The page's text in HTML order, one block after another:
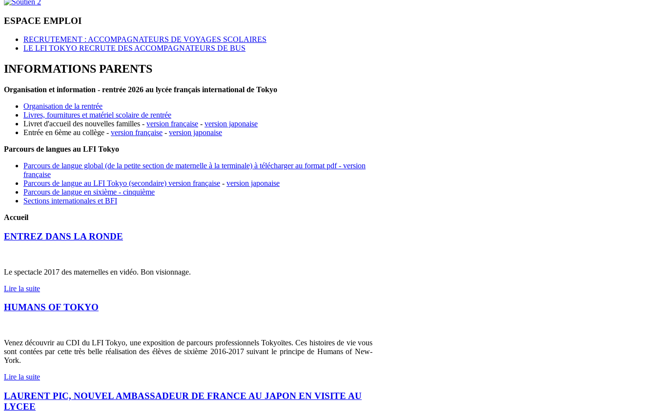
ESPACE EMPLOI
RECRUTEMENT : ACCOMPAGNATEURS DE VOYAGES SCOLAIRES
LE LFI TOKYO RECRUTE DES ACCOMPAGNATEURS DE BUS
INFORMATIONS PARENTS
Organisation et information - rentrée 2026 au lycée français international de Tokyo
Organisation de la rentrée
Livres, fournitures et matériel scolaire de rentrée
Livret d'accueil des nouvelles familles - version française - version japonaise
Entrée en 6ème au collège - version française - version japonaise
Parcours de langues au LFI Tokyo
Parcours de langue global (de la petite section de maternelle à la terminale) à télécharger au format pdf - version
française
Parcours de langue au LFI Tokyo (secondaire) version française - version japonaise
Parcours de langue en sixième - cinquième
Sections internationales et BFI
Accueil
ENTREZ DANS LA RONDE
Le spectacle 2017 des maternelles en vidéo. Bon visionnage.
Lire la suite
HUMANS OF TOKYO
Venez découvrir au CDI du LFI Tokyo, une exposition de parcours professionnels Tokyoïtes. Ces histoires de vie vous
sont contées par cette très belle réalisation des élèves de sixième 2016-2017 suivant le principe de Humans of New-
York.
Lire la suite
LAURENT PIC, NOUVEL AMBASSADEUR DE FRANCE AU JAPON EN VISITE AU
LYCEE